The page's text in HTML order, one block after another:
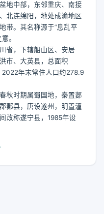
地中部，东邻重庆、南接
北连绵阳，地处成渝地区
带。其名称源于“息乱平
。
省，下辖船山区、安居
市、大英县，总面积
年末常住人口约278.9
秋时期属蜀国地，秦置郪
郪县，唐设遂州，明置潼
改称遂宁县，1985年设